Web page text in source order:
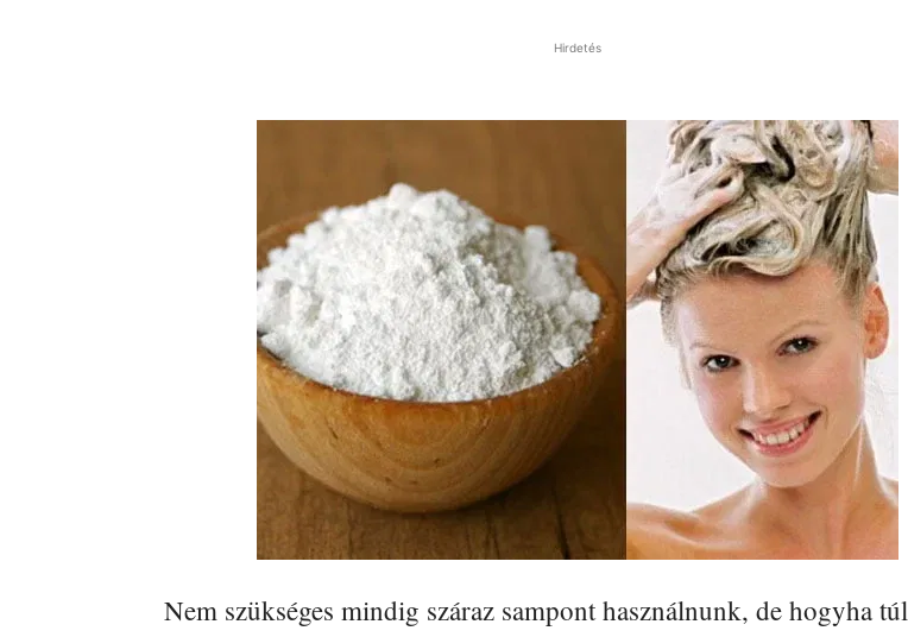
Hirdetés
Nem szükséges mindig száraz sampont használnunk, de hogyha túl